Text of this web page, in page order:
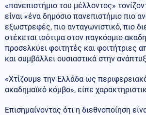
«πανεπιστήμιο του μέλλοντος»
είναι «ένα δημόσιο πανεπιστήμιο πιο
εξωστρεφές, πιο ανταγωνιστικό, πιο
στέκεται ισότιμα στον παγκόσμιο
προσελκύει φοιτητές και φοιτήτριες
και συμβάλλει ουσιαστικά στην
«Χτίζουμε την Ελλάδα ως
ακαδημαϊκό κόμβο», είπε
Επισημαίνοντας ότι η διεθνοποίηση